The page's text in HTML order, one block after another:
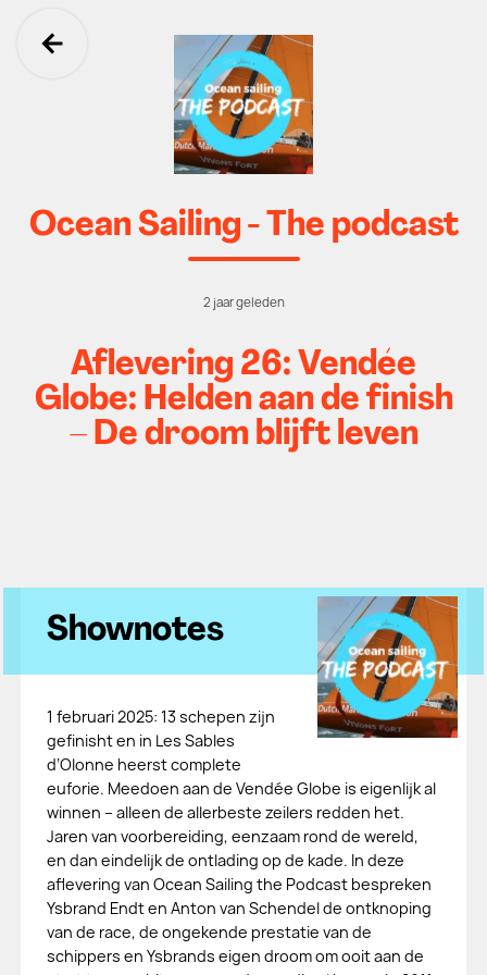
Ga terug
Ocean Sailing - The podcast
2 jaar geleden
Aflevering 26: Vendée
Globe: Helden aan de finish
– De droom blijft leven
Shownotes
1 februari 2025: 13 schepen zijn
gefinisht en in Les Sables
d’Olonne heerst complete
euforie. Meedoen aan de Vendée Globe is eigenlijk al
winnen – alleen de allerbeste zeilers redden het.
Jaren van voorbereiding, eenzaam rond de wereld,
en dan eindelijk de ontlading op de kade. In deze
aflevering van Ocean Sailing the Podcast bespreken
Ysbrand Endt en Anton van Schendel de ontknoping
van de race, de ongekende prestatie van de
schippers en Ysbrands eigen droom om ooit aan de